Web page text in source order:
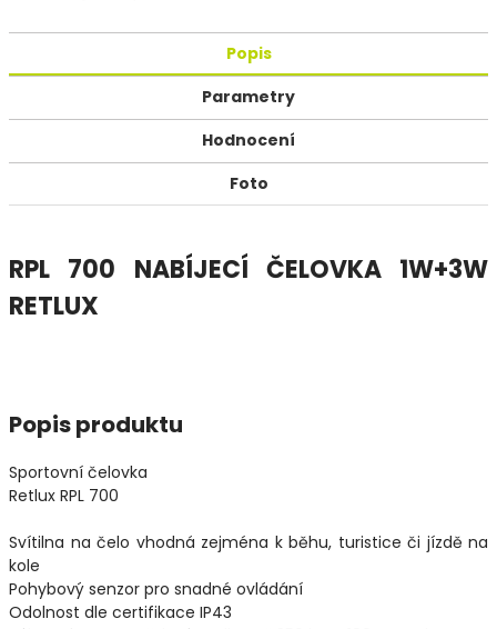
Popis
Parametry
Hodnocení
Foto
RPL 700 NABÍJECÍ ČELOVKA 1W+3W
RETLUX
Popis produktu
Sportovní čelovka
Retlux RPL 700
Svítilna na čelo vhodná zejména k běhu, turistice či jízdě na
kole
Pohybový senzor pro snadné ovládání
Odolnost dle certifikace IP43